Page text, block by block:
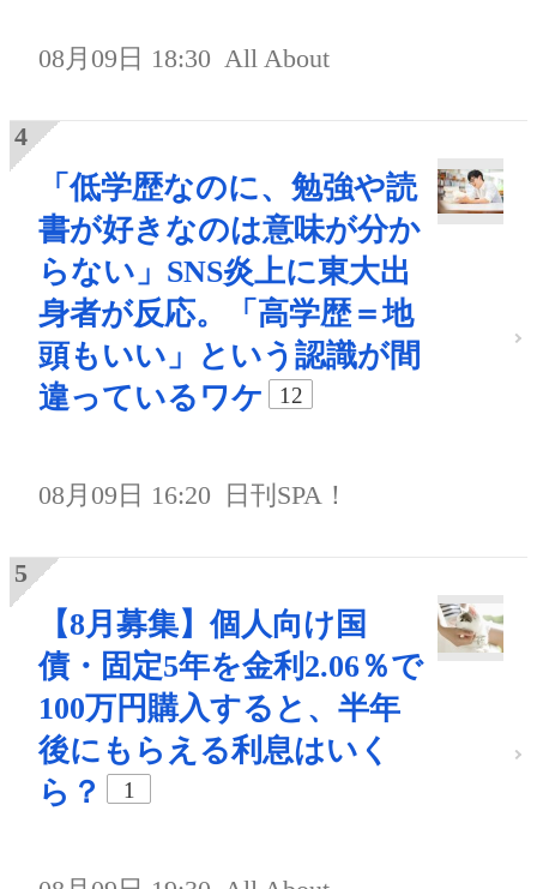
08月09日 18:30 All About
「低学歴なのに、勉強や読
書が好きなのは意味が分か
らない」SNS炎上に東大出
身者が反応。「高学歴＝地
頭もいい」という認識が間
違っているワケ
12
08月09日 16:20 日刊SPA！
【8月募集】個人向け国
債・固定5年を金利2.06％で
100万円購入すると、半年
後にもらえる利息はいく
ら？
1